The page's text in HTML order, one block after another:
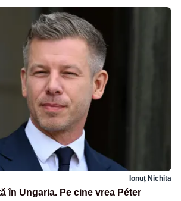
Ionuț Nichita
în Ungaria. Pe cine vrea Péter